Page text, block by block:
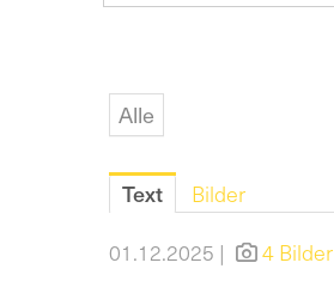
Alle
Text
Bilder
01.12.2025 |
4 Bilder